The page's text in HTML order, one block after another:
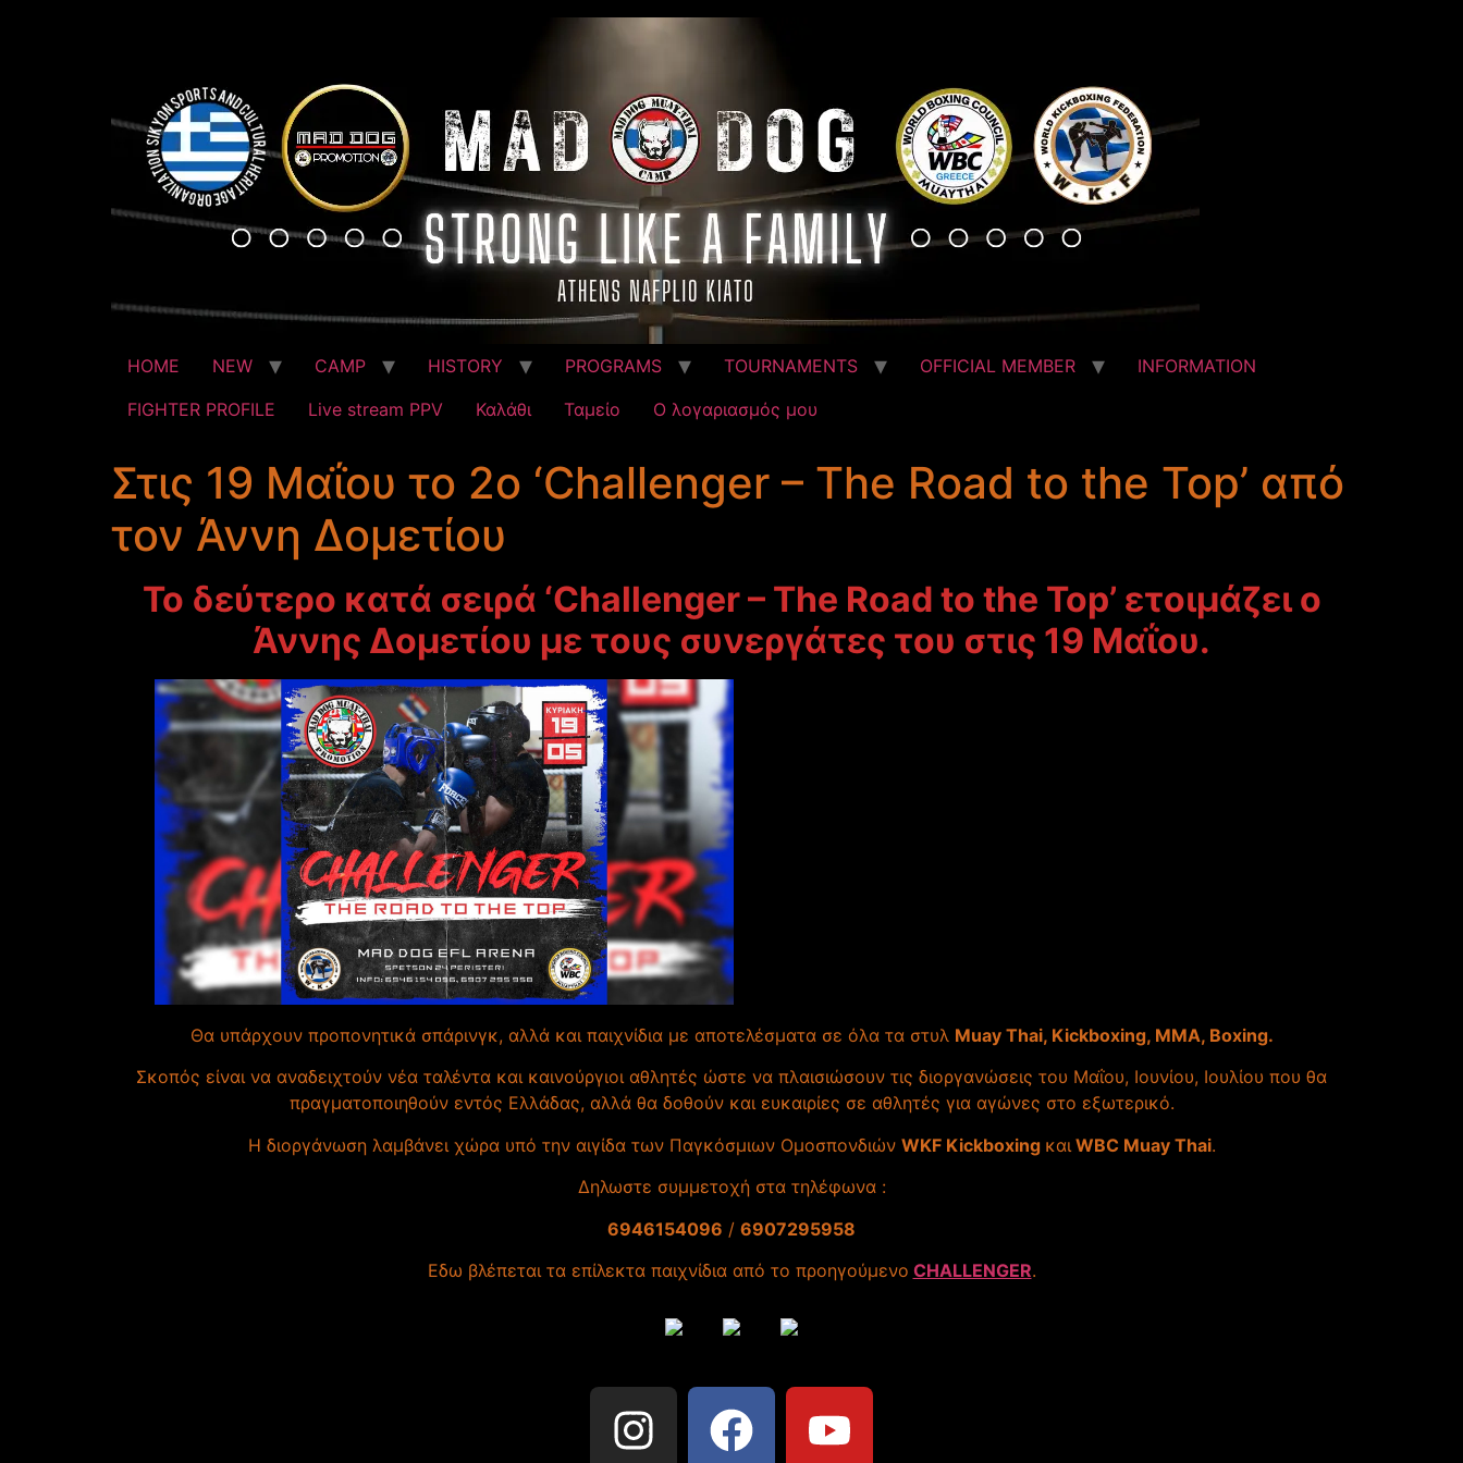
HOME NEW CAMP HISTORY PROGRAMS TOURNAMENTS OFFICIAL MEMBER
INFORMATION
FIGHTER PROFILE
Live stream PPV Καλάθι Ταμείο Ο λογαριασμός μου
Στις 19 Μαΐου το 2ο ‘Challenger – The Road to the Top’ από
τον Άννη Δομετίου
Το δεύτερο κατά σειρά ‘Challenger – The Road to the Top’ ετοιμάζει ο
Άννης Δομετίου με τους συνεργάτες του στις 19 Μαΐου.
Θα υπάρχουν προπονητικά σπάρινγκ, αλλά και παιχνίδια με αποτελέσματα σε όλα τα στυλ Muay Thai, Kickboxing, ΜΜΑ, Βoxing.
Σκοπός είναι να αναδειχτούν νέα ταλέντα και καινούργιοι αθλητές ώστε να πλαισιώσουν τις διοργανώσεις του Μαΐου, Ιουνίου, Ιουλίου που θα
πραγματοποιηθούν εντός Ελλάδας, αλλά θα δοθούν και ευκαιρίες σε αθλητές για αγώνες στο εξωτερικό.
Η διοργάνωση λαμβάνει χώρα υπό την αιγίδα των Παγκόσμιων Ομοσπονδιών WKF Kickboxing καιWBC Muay Thai.
Δηλωστε συμμετοχή στα τηλέφωνα :
6946154096 / 6907295958
Εδω βλέπεται τα επίλεκτα παιχνίδια από το προηγούμενο CHALLENGER.